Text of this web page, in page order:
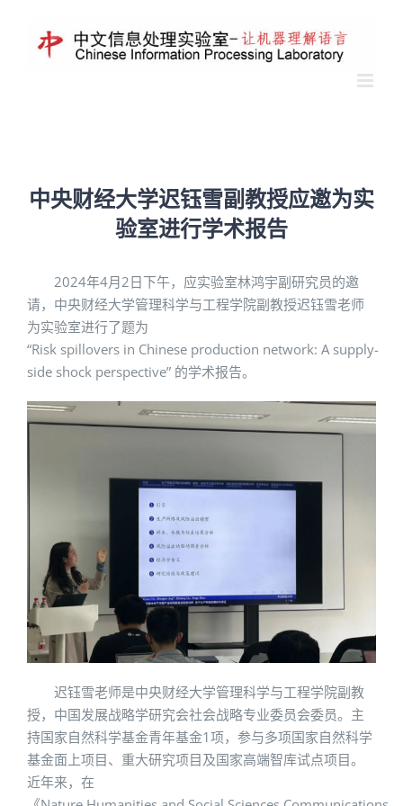
中央财经大学迟钰雪副教授应邀为实
验室进行学术报告
2024年4月2日下午，应实验室林鸿宇副研究员的邀
请，中央财经大学管理科学与工程学院副教授迟钰雪老师
为实验室进行了题为
“Risk spillovers in Chinese production network: A supply-
side shock perspective” 的学术报告。
迟钰雪老师是中央财经大学管理科学与工程学院副教
授，中国发展战略学研究会社会战略专业委员会委员。主
持国家自然科学基金青年基金1项，参与多项国家自然科学
基金面上项目、重大研究项目及国家高端智库试点项目。
近年来，在